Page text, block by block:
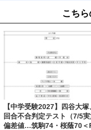
こち
【中学受験2027】四谷大
回合不合判定テスト（7/5実
偏差値…筑駒74・桜蔭70＜